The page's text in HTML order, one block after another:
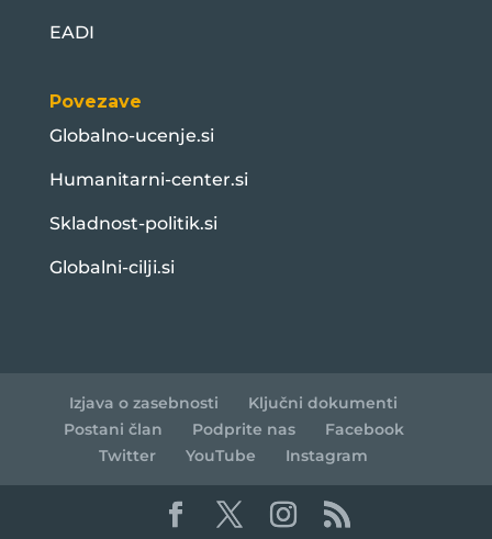
EADI
Povezave
Globalno-ucenje.si
Humanitarni-center.si
Skladnost-politik.si
Globalni-cilji.si
Izjava o zasebnosti
Ključni dokumenti
Postani član
Podprite nas
Facebook
Twitter
YouTube Instagram